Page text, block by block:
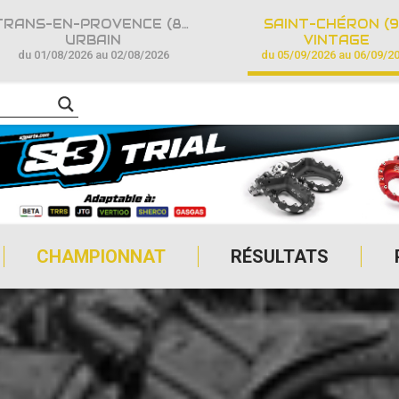
CHAMPIONNAT RÉSULTATS
TRANS-EN-PROVENCE (83)
URBAIN
du 01/08/2026 au 02/08/2026
SAINT-CHÉRON
VINTAGE
du 05/09/2026 au 06/09/